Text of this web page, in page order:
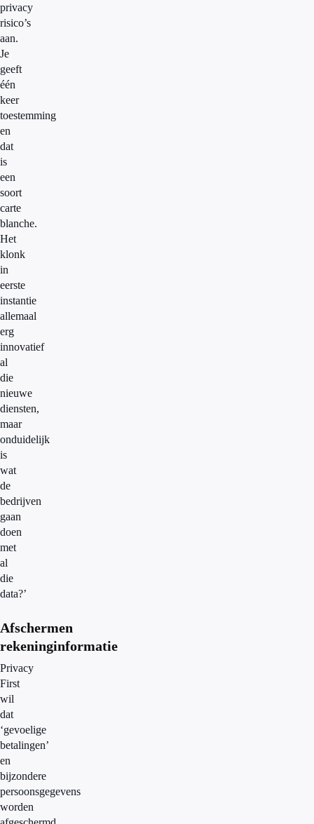
privacy
risico’s
aan.
Je
geeft
één
keer
toestemming
en
dat
is
een
soort
carte
blanche.
Het
klonk
in
eerste
instantie
allemaal
erg
innovatief
al
die
nieuwe
diensten,
maar
onduidelijk
is
wat
de
bedrijven
gaan
doen
met
al
die
data?’
Afschermen
rekeninginformatie
Privacy
First
wil
dat
‘gevoelige
betalingen’
en
bijzondere
persoonsgegevens
worden